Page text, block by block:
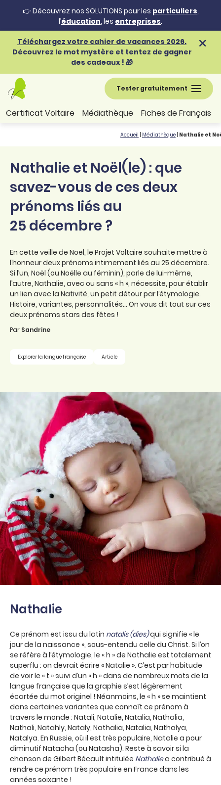
👉 Découvrez nos SOLUTIONS pour les particuliers,
l’éducation, les entreprises.
Téléchargez votre cahier de vacances 2026.
Découvrez le mot mystère et tentez de gagner
des cadeaux ! 🎁
Tester gratuitement
Certificat Voltaire Médiathèque Fiches de Français
Accueil Médiathèque Nathalie et
Nathalie et Noël(le) : que
savez-vous de ces deux
prénoms liés au
25 décembre ?
En cette veille de Noël, le Projet Voltaire souhaite mettre à
l’honneur deux prénoms intimement liés au 25 décembre.
Si l’un, Noël (ou Noëlle au féminin), parle de lui-même,
l’autre, Nathalie, avec ou sans « h », nécessite, pour établir
un lien avec la Nativité, un petit détour par l’étymologie.
Histoire, variantes, personnalités... On vous dit tout sur ces
deux prénoms stars des fêtes !
Par Sandrine
Explorer la langue française Article
Nathalie
Ce prénom est issu du latin natalis (dies)qui signifie « le
jour de la naissance », sous-entendu celle du Christ. Si l’on
se réfère à l’étymologie, le « h » de Nathalie est totalement
superflu : on devrait écrire « Natalie ». C’est par habitude
de voir le « t » suivi d’un « h » dans de nombreux mots de la
langue française que la graphie s’est légèrement
écartée du mot originel ! Néanmoins, le « h » se maintient
dans certaines variantes que connaît ce prénom à
travers le monde : Natali, Natalie, Natalia, Nathalia,
Nathali, Natahly, Nataly, Nathalia, Natalia, Nathalya,
Natalya. En Russie, où il est très populaire, Natalie a pour
diminutif Natacha (ou Natasha). Reste à savoir si la
chanson de Gilbert Bécault intitulée Nathaliea contribué à
rendre ce prénom très populaire en France dans les
années soixante !